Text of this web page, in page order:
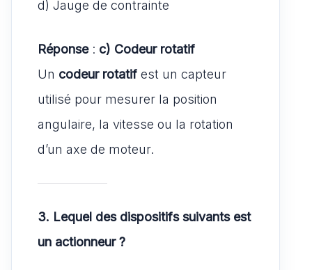
d) Jauge de contrainte
Réponse: c) Codeur rotatif
Un codeur rotatif est un capteur
utilisé pour mesurer la position
angulaire, la vitesse ou la rotation
d’un axe de moteur.
3. Lequel des dispositifs suivants est
un actionneur ?